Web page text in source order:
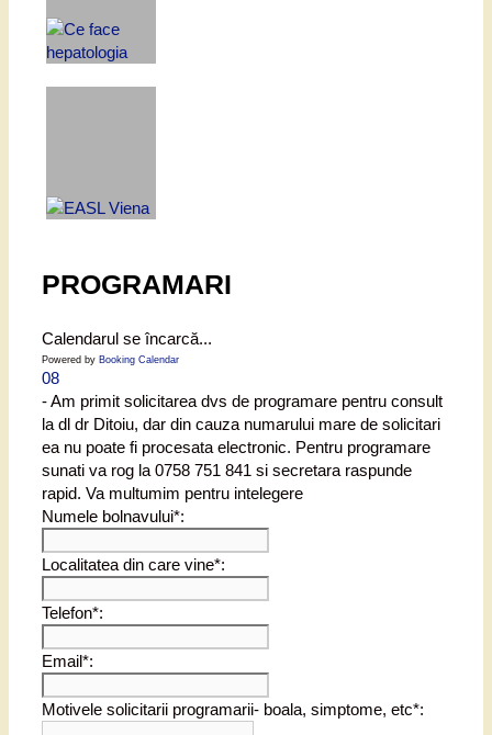
PROGRAMARI
Calendarul se încarcă...
Powered by Booking Calendar
08
- Am primit solicitarea dvs de programare pentru consult
la dl dr Ditoiu, dar din cauza numarului mare de solicitari
ea nu poate fi procesata electronic. Pentru programare
sunati va rog la 0758 751 841 si secretara raspunde
rapid. Va multumim pentru intelegere
Numele bolnavului*:
Localitatea din care vine*:
Telefon*:
Email*:
Motivele solicitarii programarii- boala, simptome, etc*: